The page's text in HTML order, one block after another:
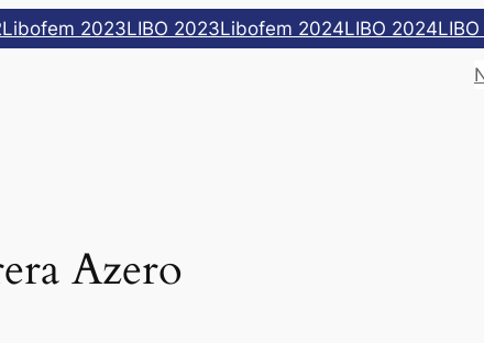
Libofem 2023LIBO 2023Libofem 2024LIBO 2024
Azero